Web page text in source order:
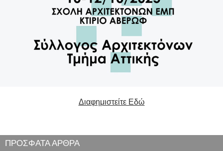
Διαφημιστείτε Εδώ
ΠΡΟΣΦΑΤΑ ΑΡΘΡΑ